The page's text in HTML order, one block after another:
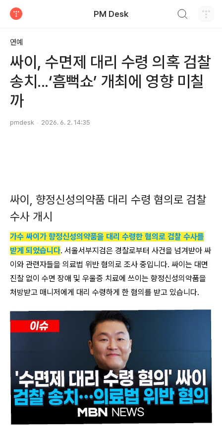
PM Desk
연예
싸이, 수면제 대리 수령 의혹 검찰
송치...‘흠뻑쇼’ 개최에 영향 미칠
까
pmdesk 2026. 6. 2. 14:35
싸이, 향정신성의약품 대리 수령 혐의로 검찰
수사 개시
가수 싸이가 향정신성의약품을 대리 수령한 혐의로 검찰 수사를
받게 되었습니다. 서울서부지검은 경찰로부터 사건을 넘겨받아 싸
이와 관련자들을 의료법 위반 혐의로 조사 중입니다. 싸이는 대면
진찰 없이 수면 장애 및 우울증 치료에 쓰이는 향정신성의약품을
처방받고 매니저에게 대리 수령하게 한 혐의를 받고 있습니다.